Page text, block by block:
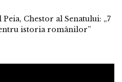
Chestor al Senatului: „7
istoria românilor”